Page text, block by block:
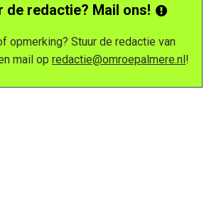
de redactie? Mail ons!
opmerking? Stuur de redactie van
mail op redactie@omroepalmere.nl!